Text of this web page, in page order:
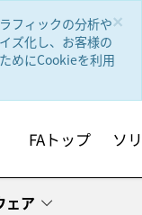
×
フィックの分析や
ズ化し、お客様の
めにCookieを利用
FAトップ ソ
ェア